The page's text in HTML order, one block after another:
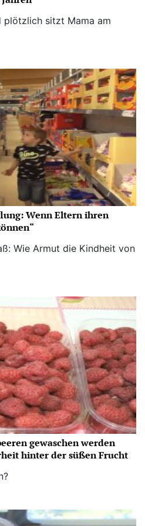
plötzlich sitzt Mama am
Wenn Eltern ihren
Wie Armut die Kindheit von
gewaschen werden
hinter der süßen Frucht